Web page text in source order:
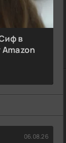
в
Amazon
06.08.26